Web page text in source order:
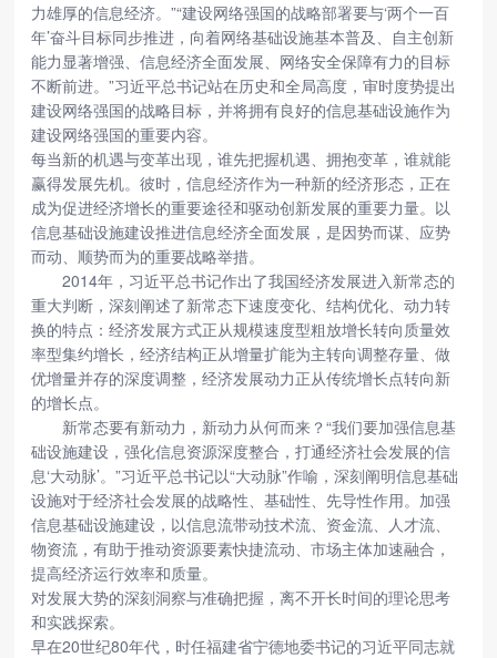
力雄厚的信息经济。”“建设网络强国的战略部署要与‘两个一百
年’奋斗目标同步推进，向着网络基础设施基本普及、自主创新
能力显著增强、信息经济全面发展、网络安全保障有力的目标
不断前进。”习近平总书记站在历史和全局高度，审时度势提出
建设网络强国的战略目标，并将拥有良好的信息基础设施作为
建设网络强国的重要内容。
每当新的机遇与变革出现，谁先把握机遇、拥抱变革，谁就能
赢得发展先机。彼时，信息经济作为一种新的经济形态，正在
成为促进经济增长的重要途径和驱动创新发展的重要力量。以
信息基础设施建设推进信息经济全面发展，是因势而谋、应势
而动、顺势而为的重要战略举措。
2014年，习近平总书记作出了我国经济发展进入新常态的
重大判断，深刻阐述了新常态下速度变化、结构优化、动力转
换的特点：经济发展方式正从规模速度型粗放增长转向质量效
率型集约增长，经济结构正从增量扩能为主转向调整存量、做
优增量并存的深度调整，经济发展动力正从传统增长点转向新
的增长点。
新常态要有新动力，新动力从何而来？“我们要加强信息基
础设施建设，强化信息资源深度整合，打通经济社会发展的信
息‘大动脉’。”习近平总书记以“大动脉”作喻，深刻阐明信息基础
设施对于经济社会发展的战略性、基础性、先导性作用。加强
信息基础设施建设，以信息流带动技术流、资金流、人才流、
物资流，有助于推动资源要素快捷流动、市场主体加速融合，
提高经济运行效率和质量。
对发展大势的深刻洞察与准确把握，离不开长时间的理论思考
和实践探索。
早在20世纪80年代，时任福建省宁德地委书记的习近平同志就